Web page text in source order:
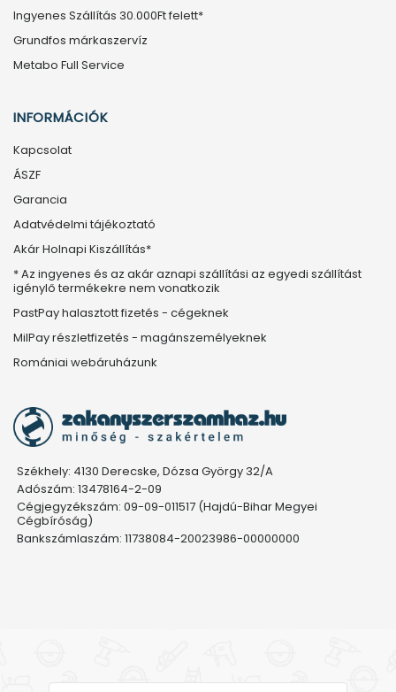
Ingyenes Szállítás 30.000Ft felett*
Grundfos márkaszervíz
Metabo Full Service
INFORMÁCIÓK
Kapcsolat
ÁSZF
Garancia
Adatvédelmi tájékoztató
Akár Holnapi Kiszállítás*
* Az ingyenes és az akár aznapi szállítási az egyedi szállítást
igénylő termékekre nem vonatkozik
PastPay halasztott fizetés - cégeknek
MilPay részletfizetés - magánszemélyeknek
Romániai webáruházunk
Székhely: 4130 Derecske, Dózsa György 32/A
Adószám: 13478164-2-09
Cégjegyzékszám: 09-09-011517 (Hajdú-Bihar Megyei
Cégbíróság)
Bankszámlaszám: 11738084-20023986-00000000